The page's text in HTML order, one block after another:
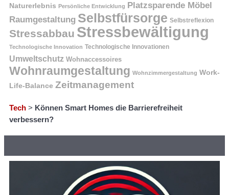
Naturerlebnis Persönliche Entwicklung Platzsparende Möbel
Raumgestaltung Selbstfürsorge Selbstreflexion
Stressabbau Stressbewältigung
Technologische Innovation Technologische Innovationen
Umweltschutz Wohnaccessoires
Wohnraumgestaltung Wohnzimmergestaltung Work-
Life-Balance Zeitmanagement
Tech > Können Smart Homes die Barrierefreiheit
verbessern?